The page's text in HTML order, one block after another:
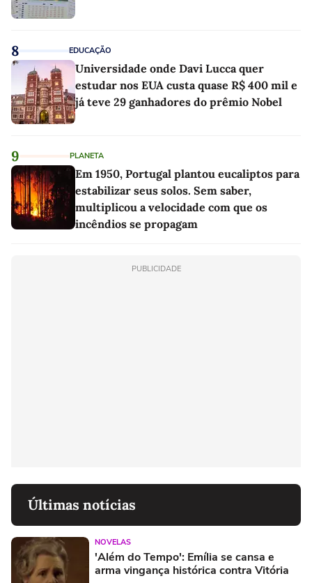
8 EDUCAÇÃO
Universidade onde Davi Lucca quer
estudar nos EUA custa quase R$ 400 mil e
já teve 29 ganhadores do prêmio Nobel
9 PLANETA
Em 1950, Portugal plantou eucaliptos para
estabilizar seus solos. Sem saber,
multiplicou a velocidade com que os
incêndios se propagam
PUBLICIDADE
Últimas notícias
NOVELAS
'Além do Tempo': Emília se cansa e
arma vingança histórica contra Vitória